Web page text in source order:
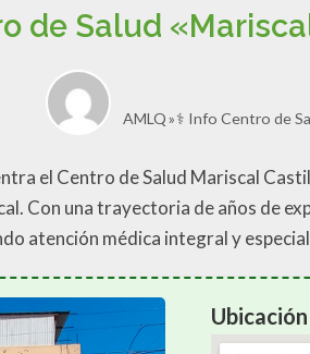
de Salud
AMLQ ⚕️ Info Centro de
el Centro de Salud Mariscal
Con una trayectoria de años de
atención médica integral y